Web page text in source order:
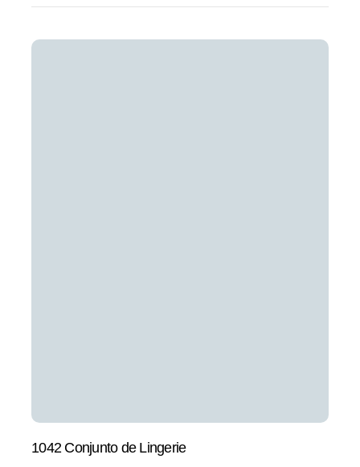
1042 Conjunto de Lingerie